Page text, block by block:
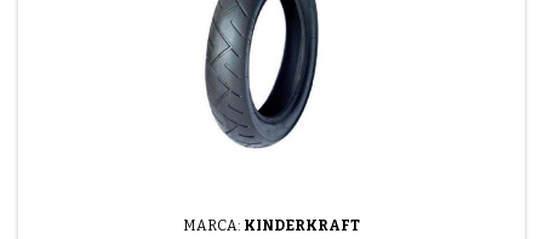
MARCA: KINDERKRAFT